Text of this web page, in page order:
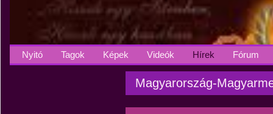
Nyitó Tagok Képek Videók Hírek Fórum
Magyarország-